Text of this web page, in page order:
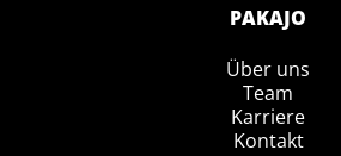
PAKAJO
Über uns
Team
Karriere
Kontakt